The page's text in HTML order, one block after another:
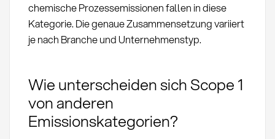
chemische Prozessemissionen fallen in diese
Kategorie. Die genaue Zusammensetzung variiert
je nach Branche und Unternehmenstyp.
Wie unterscheiden sich Scope 1
von anderen
Emissionskategorien?